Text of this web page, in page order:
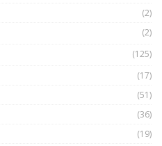
(2)
(2)
(125)
(17)
(51)
(36)
(19)